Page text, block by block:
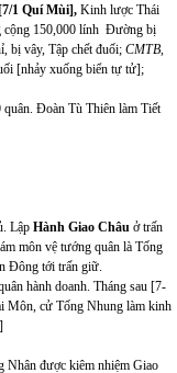
/1 Quí Mùi], Kinh lược Thái
cộng 150,000 lính Đường bị
bị vây, Tập chết đuối; CMTB,
[nhảy xuống biển tự tử];
Đoàn Tù Thiên làm Tiết
Lập Hành Giao Châu ở trấn
môn vệ tướng quân là Tống
Đông tới trấn giữ.
hành doanh. Tháng sau [7-
Môn, cử Tống Nhung làm kinh
được kiêm nhiệm Giao